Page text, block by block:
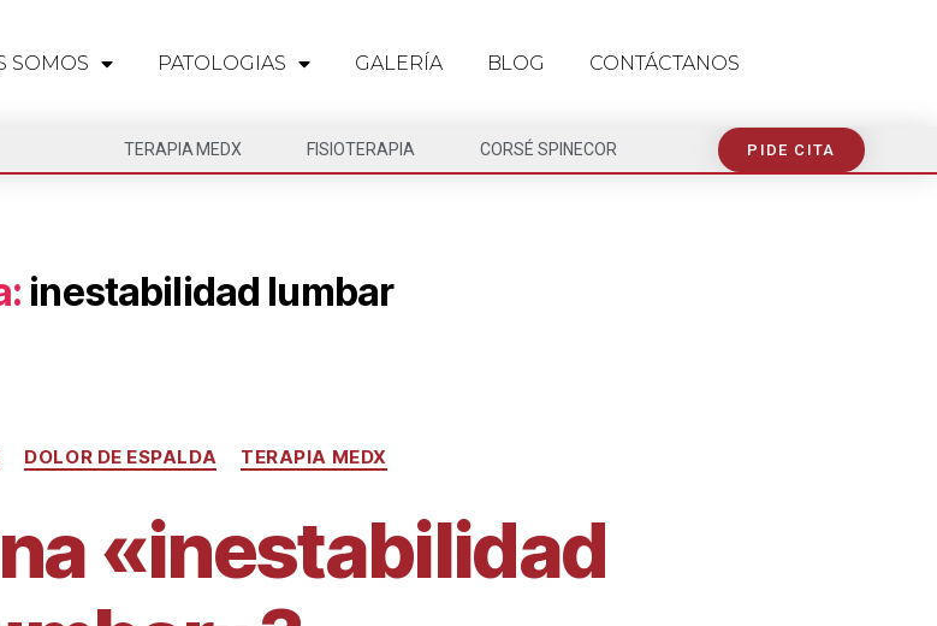
SOMOS PATOLOGIAS GALERÍA BLOG CONTÁCTANOS
TERAPIA MEDX FISIOTERAPIA CORSÉ SPINECOR PIDE CITA
inestabilidad lumbar
DOLOR DE ESPALDA TERAPIA MEDX
«inestabilidad